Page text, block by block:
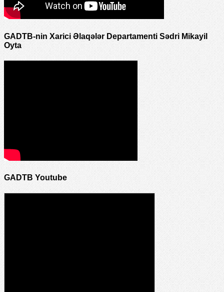
GADTB-nin Xarici Əlaqələr Departamenti Sədri Mikayil
Oyta
GADTB Youtube